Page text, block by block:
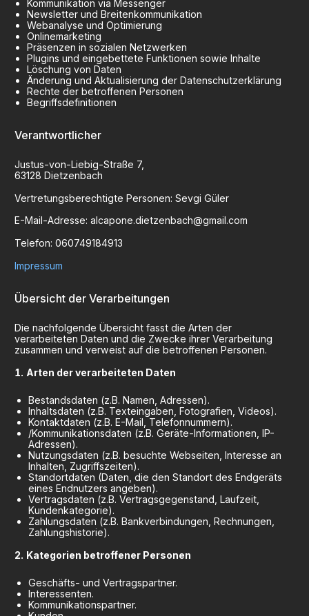
Kommunikation via Messenger
Newsletter und Breitenkommunikation
Webanalyse und Optimierung
Onlinemarketing
Präsenzen in sozialen Netzwerken
Plugins und eingebettete Funktionen sowie Inhalte
Löschung von Daten
Änderung und Aktualisierung der Datenschutzerklärung
Rechte der betroffenen Personen
Begriffsdefinitionen
Verantwortlicher
Justus-von-Liebig-Straße 7,
63128 Dietzenbach
Vertretungsberechtigte Personen: Sevgi Güler
E-Mail-Adresse: alcapone.dietzenbach@gmail.com
Telefon: 060749184913
Impressum
Übersicht der Verarbeitungen
Die nachfolgende Übersicht fasst die Arten der
verarbeiteten Daten und die Zwecke ihrer Verarbeitung
zusammen und verweist auf die betroffenen Personen.
Arten der verarbeiteten Daten
Bestandsdaten (z.B. Namen, Adressen).
Inhaltsdaten (z.B. Texteingaben, Fotografien, Videos).
Kontaktdaten (z.B. E-Mail, Telefonnummern).
/Kommunikationsdaten (z.B. Geräte-Informationen, IP-
Adressen).
Nutzungsdaten (z.B. besuchte Webseiten, Interesse an
Inhalten, Zugriffszeiten).
Standortdaten (Daten, die den Standort des Endgeräts
eines Endnutzers angeben).
Vertragsdaten (z.B. Vertragsgegenstand, Laufzeit,
Kundenkategorie).
Zahlungsdaten (z.B. Bankverbindungen, Rechnungen,
Zahlungshistorie).
Kategorien betroffener Personen
Geschäfts- und Vertragspartner.
Interessenten.
Kommunikationspartner.